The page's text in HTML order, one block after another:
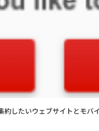
したいウェブサイトとモバ